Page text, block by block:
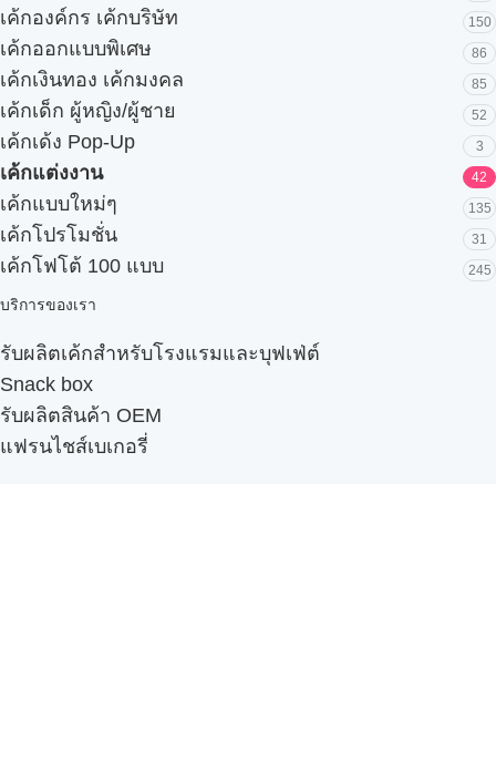
เค้กองค์กร เค้กบริษัท 150
เค้กออกแบบพิเศษ 86
เค้กเงินทอง เค้กมงคล 85
เค้กเด็ก ผู้หญิง/ผู้ชาย 52
เค้กเด้ง Pop-Up 3
เค้กแต่งงาน 42
เค้กแบบใหม่ๆ 135
เค้กโปรโมชั่น 31
เค้กโฟโต้ 100 แบบ 245
บริการของเรา
รับผลิตเค้กสำหรับโรงแรมและบุฟเฟ่ต์
Snack box
รับผลิตสินค้า OEM
แฟรนไชส์เบเกอรี่